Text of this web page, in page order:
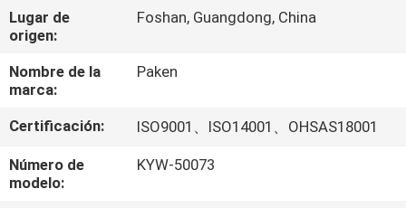
SOBRE
NOSOTROS
VIAJE
DE
LA
FÁBRICA
Lugar de
origen:
Foshan, Guangdong, China
Nombre de la
marca:
Paken
Certificación: ISO9001、ISO14001、OHSAS18001
Número de
modelo:
KYW-50073